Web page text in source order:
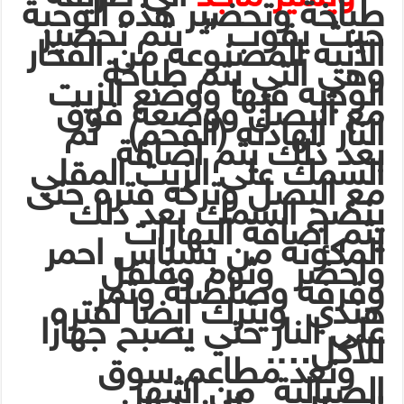
طباخة وتحضير هذه الوجبة
حيث يقوب ” يتم تحضير
الآنيه المصنوعه من الفخار
وهي التي يتم طباخة
الوجبه فيها ووضع الزيت
مع البصل ووضعه فوق
النار الهادئه (الفحم) ثم
بعد ذلك يتم اضافة
السمك على الزيت المقلي
مع البصل وتركه فتره حتى
ينضج السمك بعد ذلك
يتم إضافة البهارات
المكونه من بسباس احمر
واخضر وثوم وفلفل
وقرفه وصلصلة وتمر
هندي ويترك ايضا لفتره
على النار حتي يصبح جهازا
للأكل….
وتعد مطاعم سوق
الصبالية من اشهر